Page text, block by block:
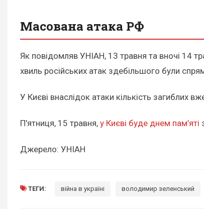
Масована атака РФ
Як повідомляв УНІАН, 13 травня та вночі 14
хвиль російських атак здебільшого були
У Києві внаслідок атаки кількість
П'ятниця, 15 травня, у Києві буде днем пам’яті
Джерело: УНІАН
ТЕГИ: війна в україні володимир зеленський